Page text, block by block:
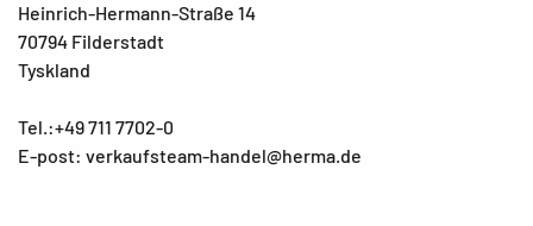
Heinrich-Hermann-Straße 14
70794 Filderstadt
Tyskland
Tel.:+49 711 7702-0
E-post: verkaufsteam-handel@herma.de